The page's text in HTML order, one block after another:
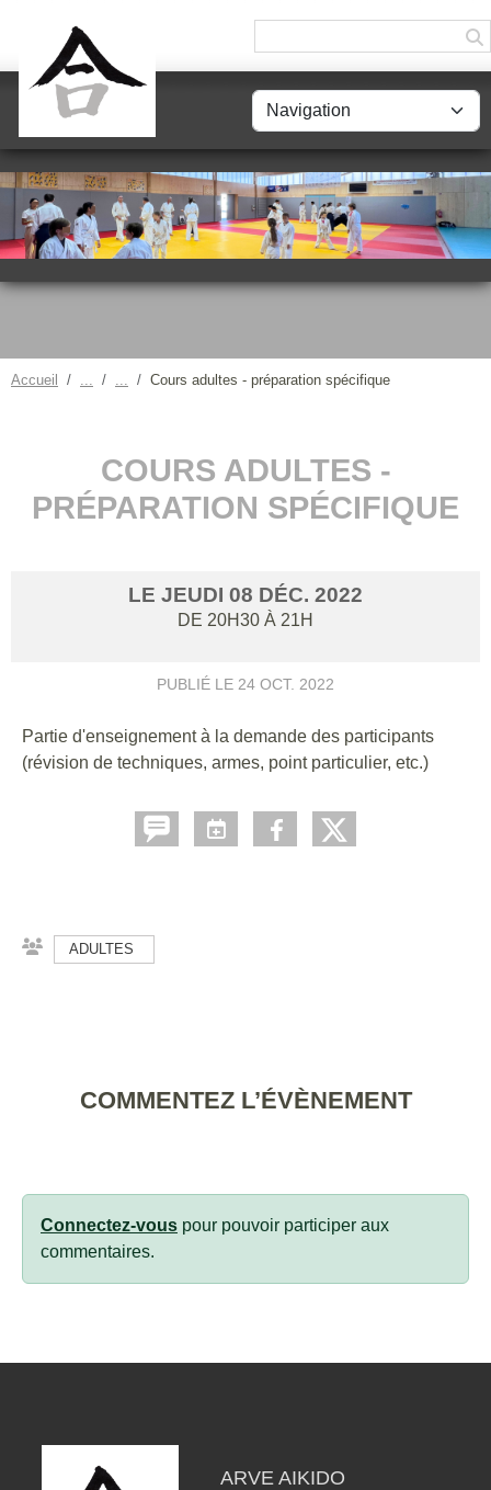
Accueil Cours adultes - préparation spécifique
COURS ADULTES -
PRÉPARATION SPÉCIFIQUE
LE JEUDI 08 DÉC. 2022
DE 20H30 À 21H
PUBLIÉ LE 24 OCT. 2022
Partie d'enseignement à la demande des participants
(révision de techniques, armes, point particulier, etc.)
ADULTES
COMMENTEZ L’ÉVÈNEMENT
Connectez-vous pour pouvoir participer aux
commentaires.
ARVE AIKIDO